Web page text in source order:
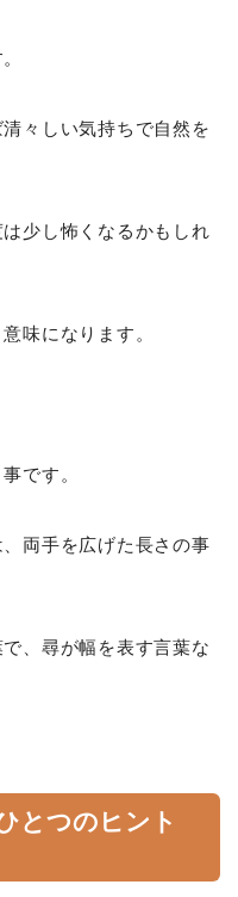
々しい気持ちで自然を
少し怖くなるかもしれ
味になります。
です。
両手を広げた長さの事
、尋が幅を表す言葉な
とつのヒント